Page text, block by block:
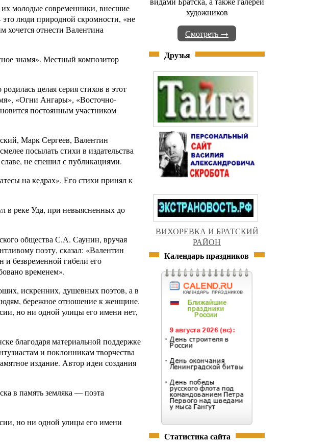
их молодые современники, внесшие
это люди природной скромности, «не
отнести Валентина
знамя». Местный композитор
целая серия стихов в этот
«Огни Ангары», «Восточно-
постоянным участником
Марк Сергеев, Валентин
посылать стихи в издательства
не спешил с публикациями.
на кедрах». Его стихи принял к
в реке Уда, при невыясненных до
общества С.А. Саунин, вручая
поэту, сказал: «Валентин
и безвременной гибели его
временем».
искренних, душевных поэтов, а в
бережное отношение к женщине.
но ни одной улицы его имени нет,
благодаря материальной поддержке
и поклонникам творчества
издание. Автор идеи создания
в память земляка — поэта
но ни одной улицы его имени
художников
Смотреть →
Друзья
ВИХОРЕВКА И БРАТСКИЙ
РАЙОН
Календарь праздников
Статистика сайта